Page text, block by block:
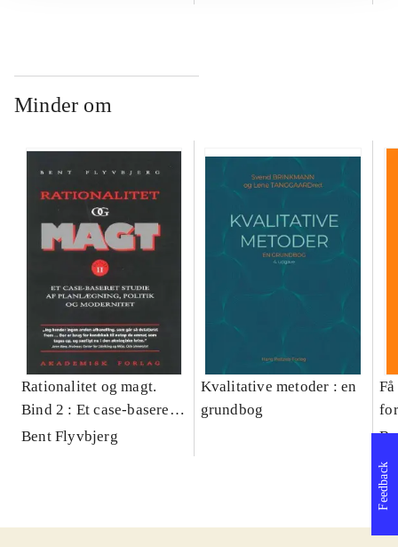
Minder om
Rationalitet og magt.
Bind 2 : Et case-baseret
studie af planlægning,
Bent Flyvbjerg
Kvalitative metoder : en
grundbog
Feedback